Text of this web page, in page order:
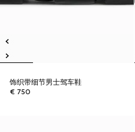
饰织带细节男士驾车鞋
€ 750